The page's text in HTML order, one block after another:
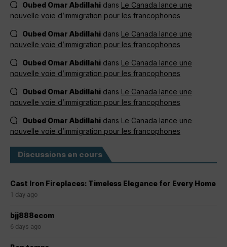
Oubed Omar Abdillahi dans Le Canada lance une
nouvelle voie d’immigration pour les francophones
Oubed Omar Abdillahi dans Le Canada lance une
nouvelle voie d’immigration pour les francophones
Oubed Omar Abdillahi dans Le Canada lance une
nouvelle voie d’immigration pour les francophones
Oubed Omar Abdillahi dans Le Canada lance une
nouvelle voie d’immigration pour les francophones
Oubed Omar Abdillahi dans Le Canada lance une
nouvelle voie d’immigration pour les francophones
Discussions en cours
Cast Iron Fireplaces: Timeless Elegance for Every Home
1 day ago
bjj888ecom
6 days ago